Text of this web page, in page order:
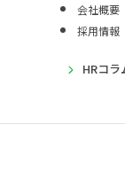
会社概要
採用情報
HRコラ